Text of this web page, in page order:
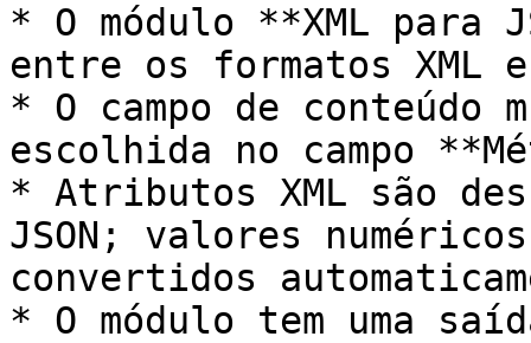
* O módulo **XML para
entre os formatos XML
* O campo de conteúdo
escolhida no campo
* Atributos XML são
JSON; valores
convertidos
* O módulo tem uma